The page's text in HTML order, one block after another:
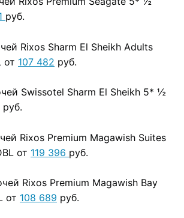
руб.
Rixos Sharm El Sheikh Adults
от 107 482 руб.
Swissotel Sharm El Sheikh 5* ½
руб.
Rixos Premium Magawish Suites
от 119 396 руб.
Rixos Premium Magawish Bay
от 108 689 руб.